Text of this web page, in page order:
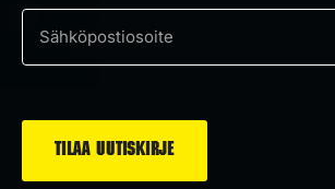
Sähköposti